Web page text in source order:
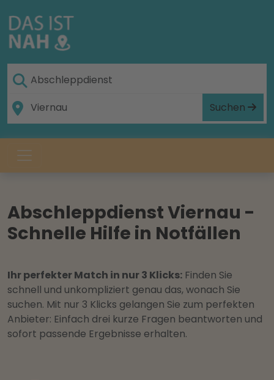
Suchen
Abschleppdienst Viernau -
Schnelle Hilfe in Notfällen
Ihr perfekter Match in nur 3 Klicks: Finden Sie
schnell und unkompliziert genau das, wonach Sie
suchen. Mit nur 3 Klicks gelangen Sie zum perfekten
Anbieter: Einfach drei kurze Fragen beantworten und
sofort passende Ergebnisse erhalten.